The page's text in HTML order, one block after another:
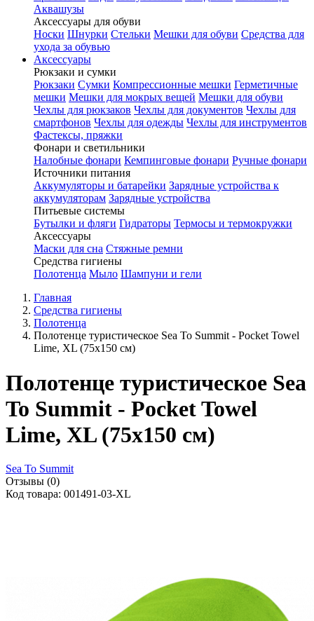
Аквашузы
Аксессуары для обуви
Носки Шнурки Стельки Мешки для обуви Средства для
ухода за обувью
Аксессуары
Рюкзаки и сумки
Рюкзаки Сумки Компрессионные мешки Герметичные
мешки Мешки для мокрых вещей Мешки для обуви
Чехлы для рюкзаков Чехлы для документов Чехлы для
смартфонов Чехлы для одежды Чехлы для инструментов
Фастексы, пряжки
Фонари и светильники
Налобные фонари Кемпинговые фонари Ручные фонари
Источники питания
Аккумуляторы и батарейки Зарядные устройства к
аккумуляторам Зарядные устройства
Питьевые системы
Бутылки и фляги Гидраторы Термосы и термокружки
Аксессуары
Маски для сна Стяжные ремни
Средства гигиены
Полотенца Мыло Шампуни и гели
Главная
Средства гигиены
Полотенца
Полотенце туристическое Sea To Summit - Pocket Towel
Lime, XL (75x150 см)
Полотенце туристическое Sea
To Summit - Pocket Towel
Lime, XL (75x150 см)
Sea To Summit
Отзывы (0)
Код товара: 001491-03-XL